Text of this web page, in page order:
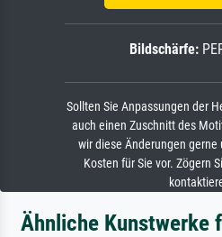
Bildschärfe:
Sollten Sie Anpassungen der
auch einen Zuschnitt des
wir diese Änderungen gerne
Kosten für Sie vor. Zögern
Ähnliche Kunstwerke